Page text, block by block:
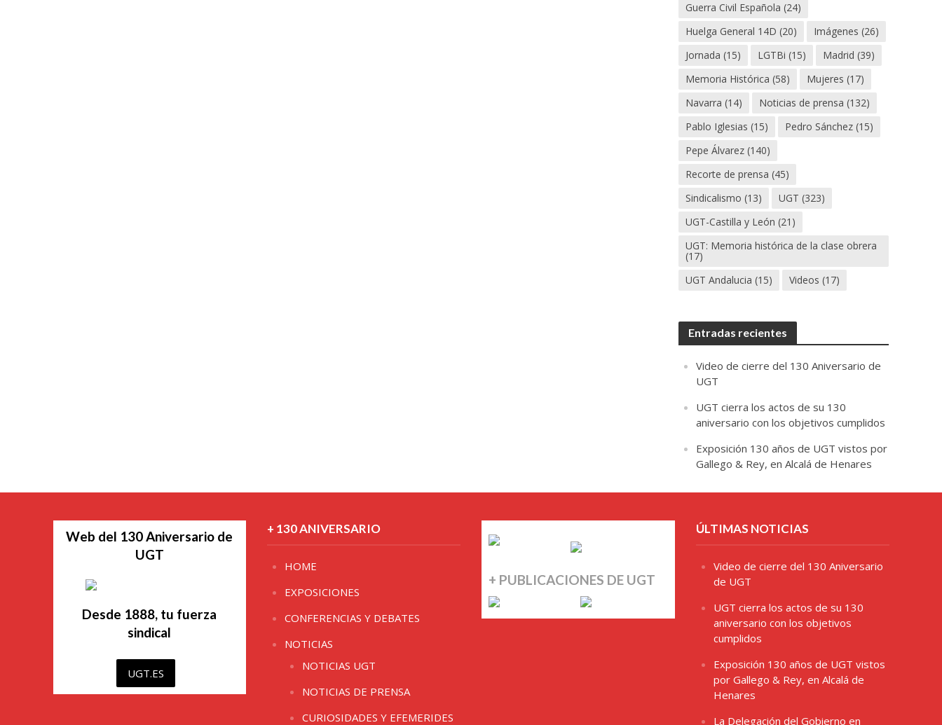
Guerra Civil Española (24)
Huelga General 14D (20) Imágenes (26)
Jornada (15) LGTBi (15) Madrid (39)
Memoria Histórica (58) Mujeres (17)
Navarra (14) Noticias de prensa (132)
Pablo Iglesias (15) Pedro Sánchez (15)
Pepe Álvarez (140)
Recorte de prensa (45)
Sindicalismo (13) UGT (323)
UGT-Castilla y León (21)
UGT: Memoria histórica de la clase obrera
(17)
UGT Andalucia (15) Videos (17)
Entradas recientes
Video de cierre del 130 Aniversario de
UGT
UGT cierra los actos de su 130
aniversario con los objetivos cumplidos
Exposición 130 años de UGT vistos por
Gallego & Rey, en Alcalá de Henares
Web del 130 Aniversario de
UGT
Desde 1888, tu fuerza
sindical
UGT.ES
+ 130 ANIVERSARIO
HOME
EXPOSICIONES
CONFERENCIAS Y DEBATES
NOTICIAS
NOTICIAS UGT
NOTICIAS DE PRENSA
CURIOSIDADES Y EFEMERIDES
+ PUBLICACIONES DE UGT
ÚLTIMAS NOTICIAS
Video de cierre del 130 Aniversario
de UGT
UGT cierra los actos de su 130
aniversario con los objetivos
cumplidos
Exposición 130 años de UGT vistos
por Gallego & Rey, en Alcalá de
Henares
La Delegación del Gobierno en